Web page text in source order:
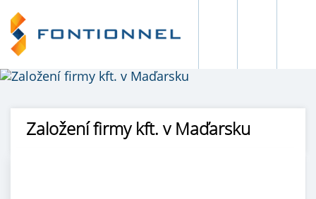
Založení firmy kft. v Maďarsku